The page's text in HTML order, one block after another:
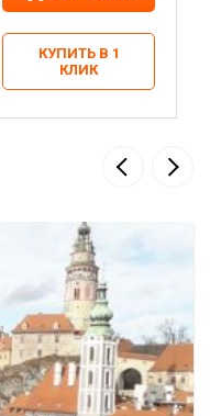
КУПИТЬ В 1
КЛИК